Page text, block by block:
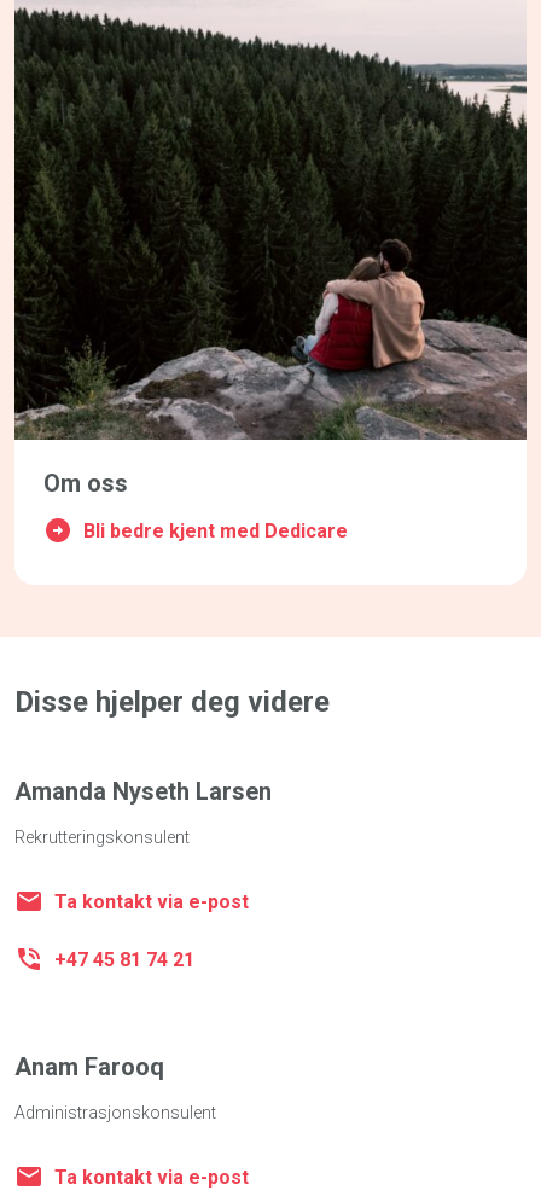
Om oss
Bli bedre kjent med Dedicare
Disse hjelper deg videre
Amanda Nyseth Larsen
Rekrutteringskonsulent
Ta kontakt via e-post
+47 45 81 74 21
Anam Farooq
Administrasjonskonsulent
Ta kontakt via e-post